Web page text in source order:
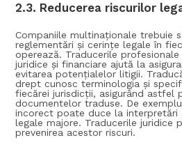
2.3. Reducerea riscurilor
Companiile multinaționale trebuie
reglementări și cerințe legale în
operează. Traducerile
juridice și financiare ajută la
evitarea potențialelor litigii.
drept cunosc terminologia și
fiecărei jurisdicții, asigurând astfel
documentelor traduse. De
incorect poate duce la interpretări
legale majore. Traducerile juridice
prevenirea acestor riscuri.